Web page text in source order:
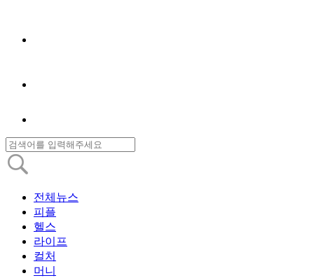
전체뉴스
피플
헬스
라이프
컬처
머니